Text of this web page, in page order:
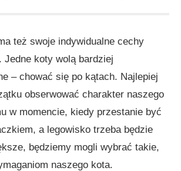
też swoje indywidualne cechy
Jedne koty wolą bardziej
– chować się po kątach. Najlepiej
obserwować charakter naszego
w momencie, kiedy przestanie być
a legowisko trzeba będzie
będziemy mogli wybrać takie,
naszego kota.